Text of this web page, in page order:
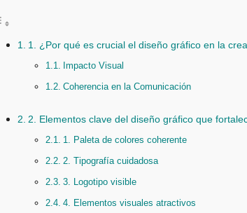
1. ¿Por qué es crucial el diseño gráfico en la
Impacto Visual
Coherencia en la Comunicación
2. Elementos clave del diseño gráfico que
1. Paleta de colores coherente
2. Tipografía cuidadosa
3. Logotipo visible
4. Elementos visuales atractivos